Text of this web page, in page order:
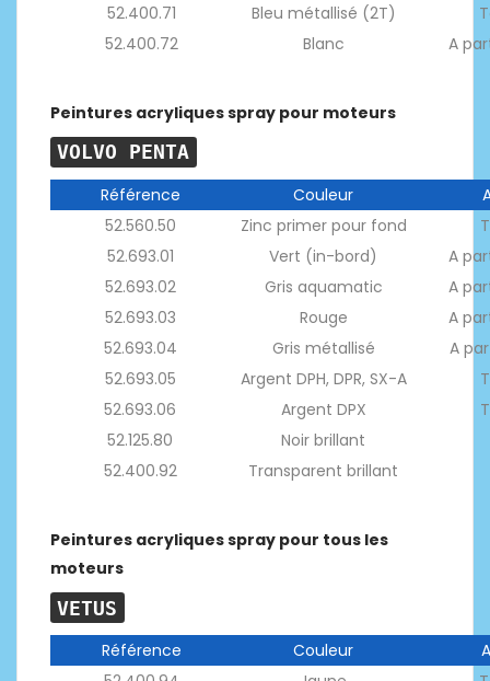
52.400.71
Bleu métallisé (2T)
52.400.72
Blanc A
Peintures acryliques spray pour moteurs
VOLVO PENTA
Référence Couleur
52.560.50
Zinc primer pour fond
52.693.01
Vert (in-bord)
A
52.693.02
Gris aquamatic
A
52.693.03
Rouge
A
52.693.04
Gris métallisé
A
52.693.05
Argent DPH, DPR, SX-A
52.693.06
Argent DPX
52.125.80
Noir brillant
52.400.92
Transparent brillant
Peintures acryliques spray pour tous les
moteurs
VETUS
Référence Couleur